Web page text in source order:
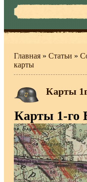
Главная » Статьи »
карты
Карты
Карты 1-го